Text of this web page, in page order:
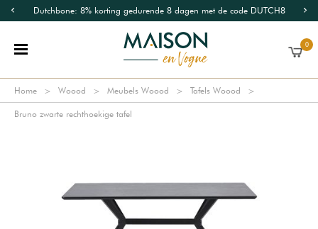
Dutchbone: 8% korting gedurende 8 dagen met de code DUTCH8
0
Home Woood Meubels Woood Tafels Woood
Bruno zwarte rechthoekige tafel